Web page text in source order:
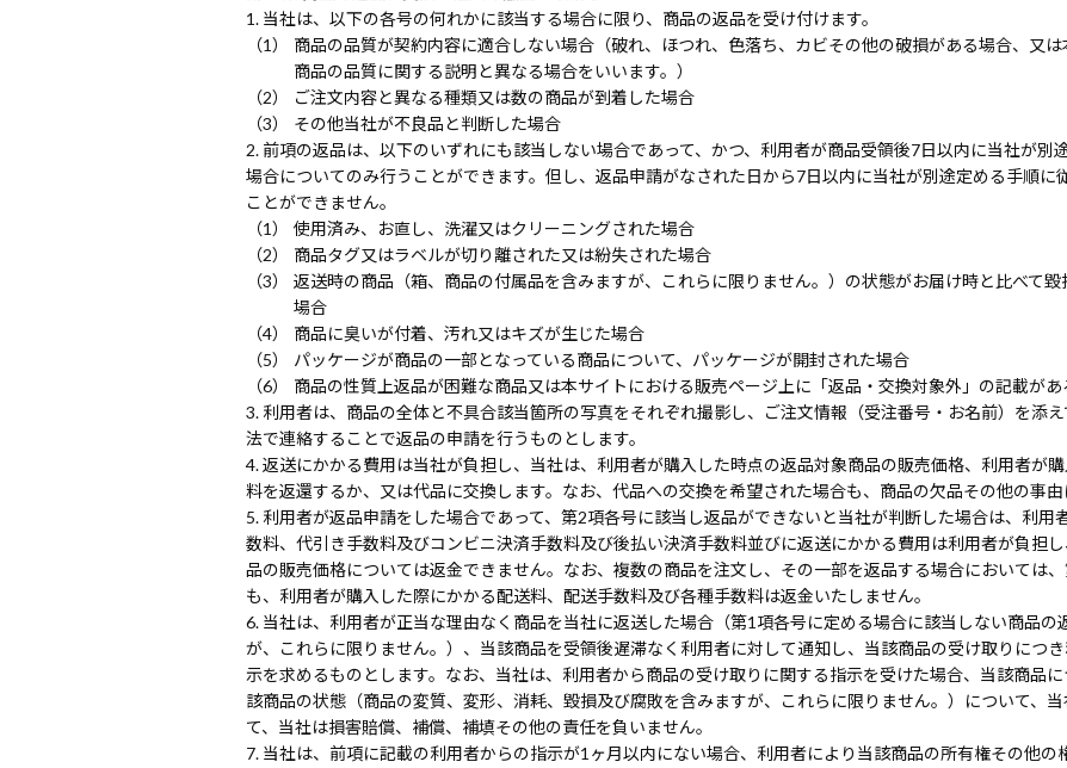
当社は、以下の各号の何れかに該当する場合に限り、商品の返品を受け付けます。
商品の品質が契約内容に適合しない場合（破れ、ほつれ、色落ち、カビその他の破損がある場合、又
商品の品質に関する説明と異なる場合をいいます。）
ご注文内容と異なる種類又は数の商品が到着した場合
その他当社が不良品と判断した場合
前項の返品は、以下のいずれにも該当しない場合であって、かつ、利用者が商品受領後7日以内に当社が別
場合についてのみ行うことができます。但し、返品申請がなされた日から7日以内に当社が別途定める手順に
ことができません。
使用済み、お直し、洗濯又はクリーニングされた場合
商品タグ又はラベルが切り離された又は紛失された場合
返送時の商品（箱、商品の付属品を含みますが、これらに限りません。）の状態がお届け時と比べて
場合
商品に臭いが付着、汚れ又はキズが生じた場合
パッケージが商品の一部となっている商品について、パッケージが開封された場合
商品の性質上返品が困難な商品又は本サイトにおける販売ページ上に「返品・交換対象外」の記載が
利用者は、商品の全体と不具合該当箇所の写真をそれぞれ撮影し、ご注文情報（受注番号・お名前）を添
法で連絡することで返品の申請を行うものとします。
返送にかかる費用は当社が負担し、当社は、利用者が購入した時点の返品対象商品の販売価格、利用者が
料を返還するか、又は代品に交換します。なお、代品への交換を希望された場合も、商品の欠品その他の事由
利用者が返品申請をした場合であって、第2項各号に該当し返品ができないと当社が判断した場合は、利用
数料、代引き手数料及びコンビニ決済手数料及び後払い決済手数料並びに返送にかかる費用は利用者が負担
品の販売価格については返金できません。なお、複数の商品を注文し、その一部を返品する場合においては
も、利用者が購入した際にかかる配送料、配送手数料及び各種手数料は返金いたしません。
当社は、利用者が正当な理由なく商品を当社に返送した場合（第1項各号に定める場合に該当しない商品
が、これらに限りません。）、当該商品を受領後遅滞なく利用者に対して通知し、当該商品の受け取りにつ
示を求めるものとします。なお、当社は、利用者から商品の受け取りに関する指示を受けた場合、当該商品
該商品の状態（商品の変質、変形、消耗、毀損及び腐敗を含みますが、これらに限りません。）について、
て、当社は損害賠償、補償、補填その他の責任を負いません。
当社は、前項に記載の利用者からの指示が1ヶ月以内にない場合、利用者により当該商品の所有権その他の